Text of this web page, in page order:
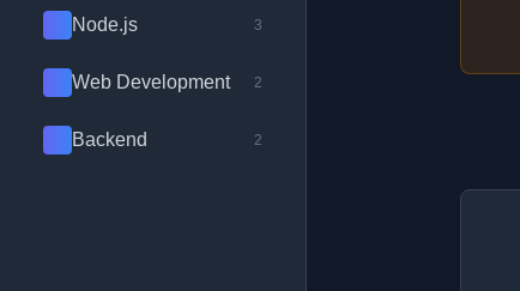
Node.js 3
Web Development 2
Backend 2